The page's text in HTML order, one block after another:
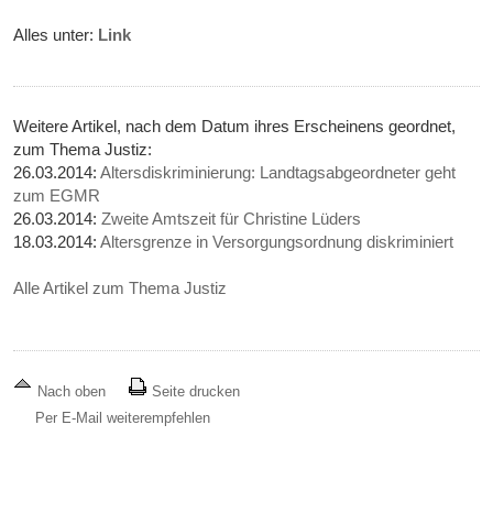
Alles unter: Link
Weitere Artikel, nach dem Datum ihres Erscheinens geordnet,
zum Thema Justiz:
26.03.2014:Altersdiskriminierung: Landtagsabgeordneter geht
zum EGMR
26.03.2014:Zweite Amtszeit für Christine Lüders
18.03.2014:Altersgrenze in Versorgungsordnung diskriminiert
Alle Artikel zum Thema Justiz
Nach oben
Seite drucken
Per E-Mail weiterempfehlen